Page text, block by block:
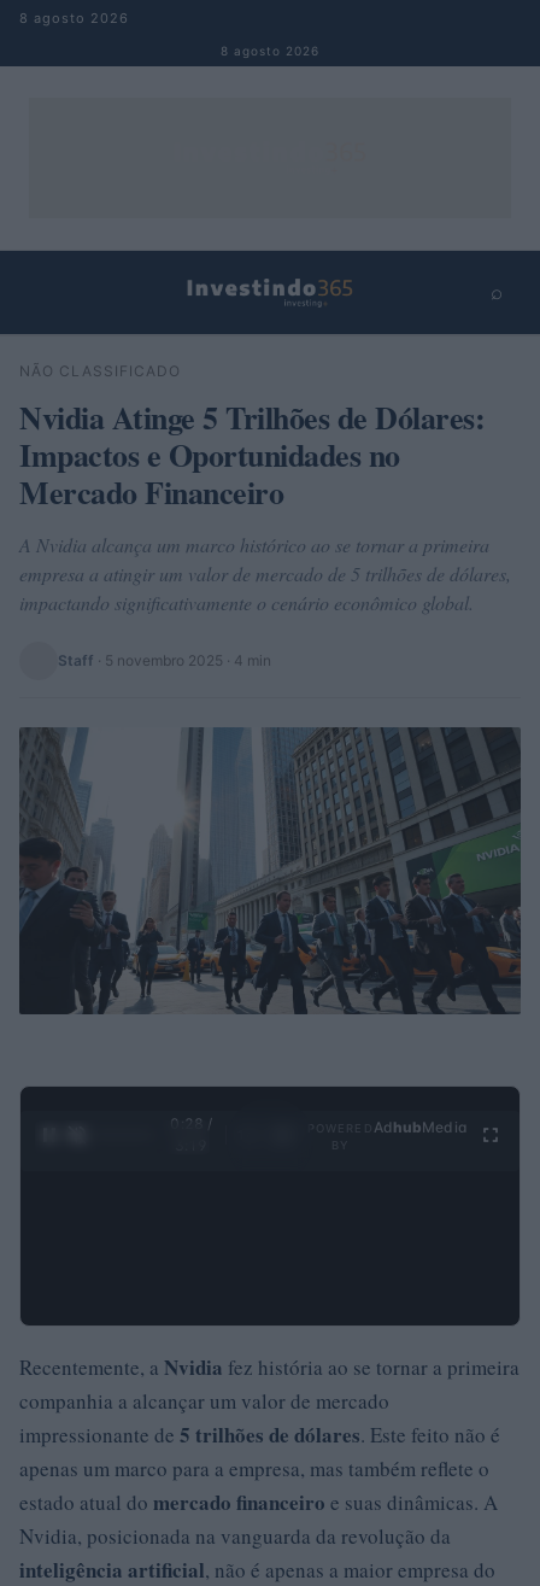
Pular para o conteúdo
8 agosto 2026
8 agosto 2026
⌕
Buscar
NÃO CLASSIFICADO
Nvidia Atinge 5 Trilhões de Dólares:
Impactos e Oportunidades no
Mercado Financeiro
A Nvidia alcança um marco histórico ao se tornar a primeira
empresa a atingir um valor de mercado de 5 trilhões de dólares,
impactando significativamente o cenário econômico global.
Staff · 5 novembro 2025 · 4 min
0:29 /
Ad hubMedia
Recentemente, a Nvidia fez história ao se tornar a primeira
companhia a alcançar um valor de mercado
impressionante de 5 trilhões de dólares. Este feito não é
apenas um marco para a empresa, mas também reflete o
estado atual do mercado financeiro e suas dinâmicas. A
Nvidia, posicionada na vanguarda da revolução da
inteligência artificial, não é apenas a maior empresa do